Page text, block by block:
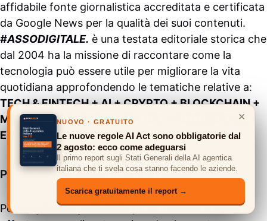
affidabile fonte giornalistica accreditata e certificata
da Google News per la qualità dei suoi contenuti.
#ASSODIGITALE. è una testata editoriale storica che
dal 2004 ha la missione di raccontare come la
tecnologia può essere utile per migliorare la vita
quotidiana approfondendo le tematiche relative a:
TECH & FINTECH + AI + CRYPTO + BLOCKCHAIN +
METAVERSE & LIFESTYLE + IOT + AUTOMOTIVE +
EV + SMART CITIES + GAMING + STARTUP.
PUBBLICITA’ COMUNICATI STAMPA
Per acquistare pubblicitàpotete richiedere una
×
NUOVO · GRATUITO
Le nuove regole AI Act sono obbligatorie dal
2 agosto: ecco come adeguarsi
Il primo report sugli Stati Generali della AI agentica
italiana che ti svela cosa stanno facendo le aziende.
Scarica gratuitamente il report →